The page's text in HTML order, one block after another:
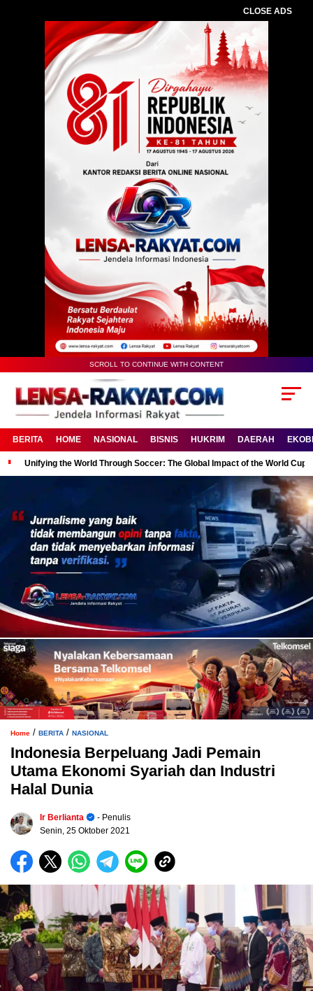
CLOSE ADS
SCROLL TO CONTINUE WITH CONTENT
BERITA HOME NASIONAL BISNIS HUKRIM DAERAH
Unifying the World Through Soccer: The Global Impact of the World Cup
Home / BERITA / NASIONAL
Indonesia Berpeluang Jadi Pemain
Utama Ekonomi Syariah dan Industri
Halal Dunia
Ir Berlianta
- Penulis
Senin, 25 Oktober 2021